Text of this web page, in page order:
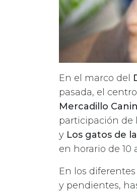
En el marco del
pasada, el
Mercadillo
participación de
y Los gatos de
en horario de 10
En los
y pendientes,